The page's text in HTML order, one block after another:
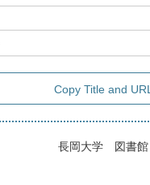
Copy Title and URL
長岡大学 図書館